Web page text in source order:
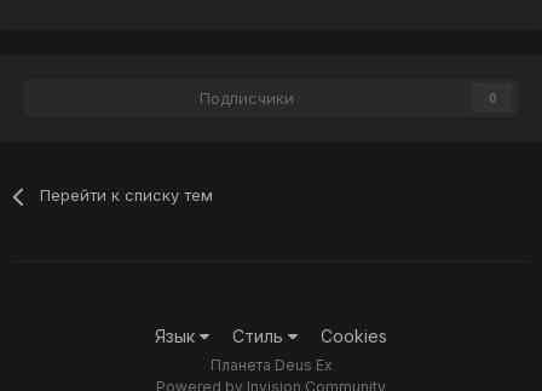
Подписчики 0
Перейти к списку тем
Язык Стиль Cookies
Планета Deus Ex
Powered by Invision Community